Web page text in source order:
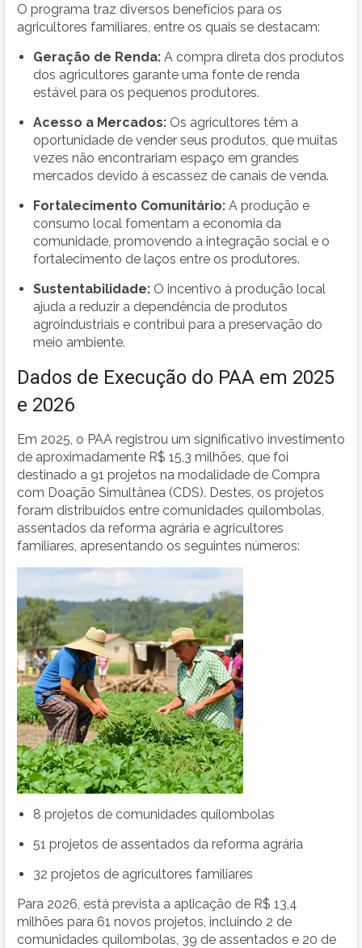
O programa traz diversos benefícios para os
agricultores familiares, entre os quais se destacam:
Geração de Renda: A compra direta dos produtos
dos agricultores garante uma fonte de renda
estável para os pequenos produtores.
Acesso a Mercados: Os agricultores têm a
oportunidade de vender seus produtos, que muitas
vezes não encontrariam espaço em grandes
mercados devido à escassez de canais de venda.
Fortalecimento Comunitário: A produção e
consumo local fomentam a economia da
comunidade, promovendo a integração social e o
fortalecimento de laços entre os produtores.
Sustentabilidade: O incentivo à produção local
ajuda a reduzir a dependência de produtos
agroindustriais e contribui para a preservação do
meio ambiente.
Dados de Execução do PAA em 2025
e 2026
Em 2025, o PAA registrou um significativo investimento
de aproximadamente R$ 15,3 milhões, que foi
destinado a 91 projetos na modalidade de Compra
com Doação Simultânea (CDS). Destes, os projetos
foram distribuídos entre comunidades quilombolas,
assentados da reforma agrária e agricultores
familiares, apresentando os seguintes números:
8 projetos de comunidades quilombolas
51 projetos de assentados da reforma agrária
32 projetos de agricultores familiares
Para 2026, está prevista a aplicação de R$ 13,4
milhões para 61 novos projetos, incluindo 2 de
comunidades quilombolas, 39 de assentados e 20 de